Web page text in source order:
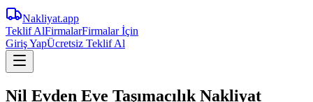
Nakliyat.app
Teklif AlFirmalarFirmalar İçin
Giriş YapÜcretsiz Teklif Al
Nil Evden Eve Taşımacılık Nakliyat